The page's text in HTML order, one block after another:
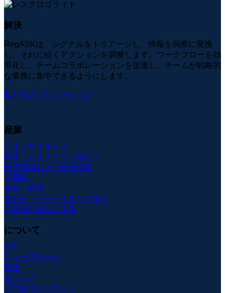
解決
RegASKは、シグナルをトリアージし、情報を洞察に変換
し、それに続くアクションを調整します。ワークフローを効
率化し、チームコラボレーションを促進し、チームが戦略的
な業務に集中できるようにします。.
私たちのソリューション
産業
ライフサイエンス
製薬・バイオテクノロジー
医療機器および医療技術
消費財
食品・飲料
化粧品・パーソナルケア用品
栄養補助食品と栄養
について
会社
ニュースルーム
安全
キャリア
専門家コミュニティ